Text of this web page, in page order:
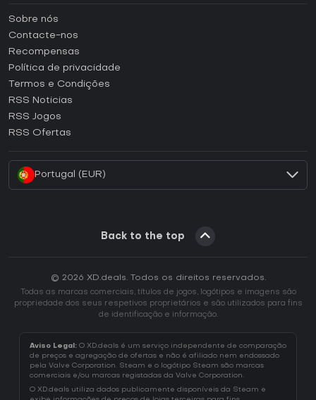
Como ativar uma CD Key Steam?
Como ativar uma CD Key Epic Games?
Como ativar uma CD Key GOG?
Como ativar uma CD Key Ubisoft Connect?
Sobre nós
Contacte-nos
Recompensas
Política de privacidade
Termos e Condições
RSS Noticias
RSS Jogos
RSS Ofertas
Portugal (EUR)
Back to the top
© 2026 XD.deals. Todos os direitos reservados.
Todas as marcas comerciais, títulos de jogos, logótipos e imagens são
propriedade dos seus respetivos proprietários e são utilizados para fins
de identificação e informação.
Aviso Legal: O XD.deals é um serviço independente de comparação
de preços e agregação de ofertas e não é afiliado nem endossado
pela Valve Corporation. Steam e o logótipo Steam são marcas
comerciais e/ou marcas registadas da Valve Corporation.
O XD.deals utiliza dados publicamente disponíveis da Steam e